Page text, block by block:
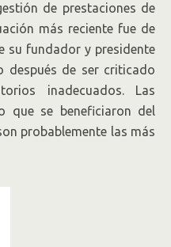
de prestaciones de
más reciente fue de
su fundador y presidente
después de ser criticado
inadecuados. Las
que se beneficiaron del
probablemente las más